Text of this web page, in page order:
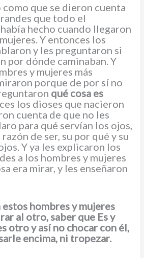
como que se dieron cuenta
que todo el
hecho cuando llegaron
Y entonces los
y les preguntaron si
por dónde caminaban. Y
y mujeres más
porque de por sí no
qué cosa es
los dioses que nacieron
cuenta de que no les
para qué servían los ojos,
de ser, su por qué y su
Y ya les explicaron los
a los hombres y mujeres
era mirar, y les enseñaron
hombres y mujeres
al otro, saber que Es y
otro y así no chocar con él,
encima, ni tropezar.